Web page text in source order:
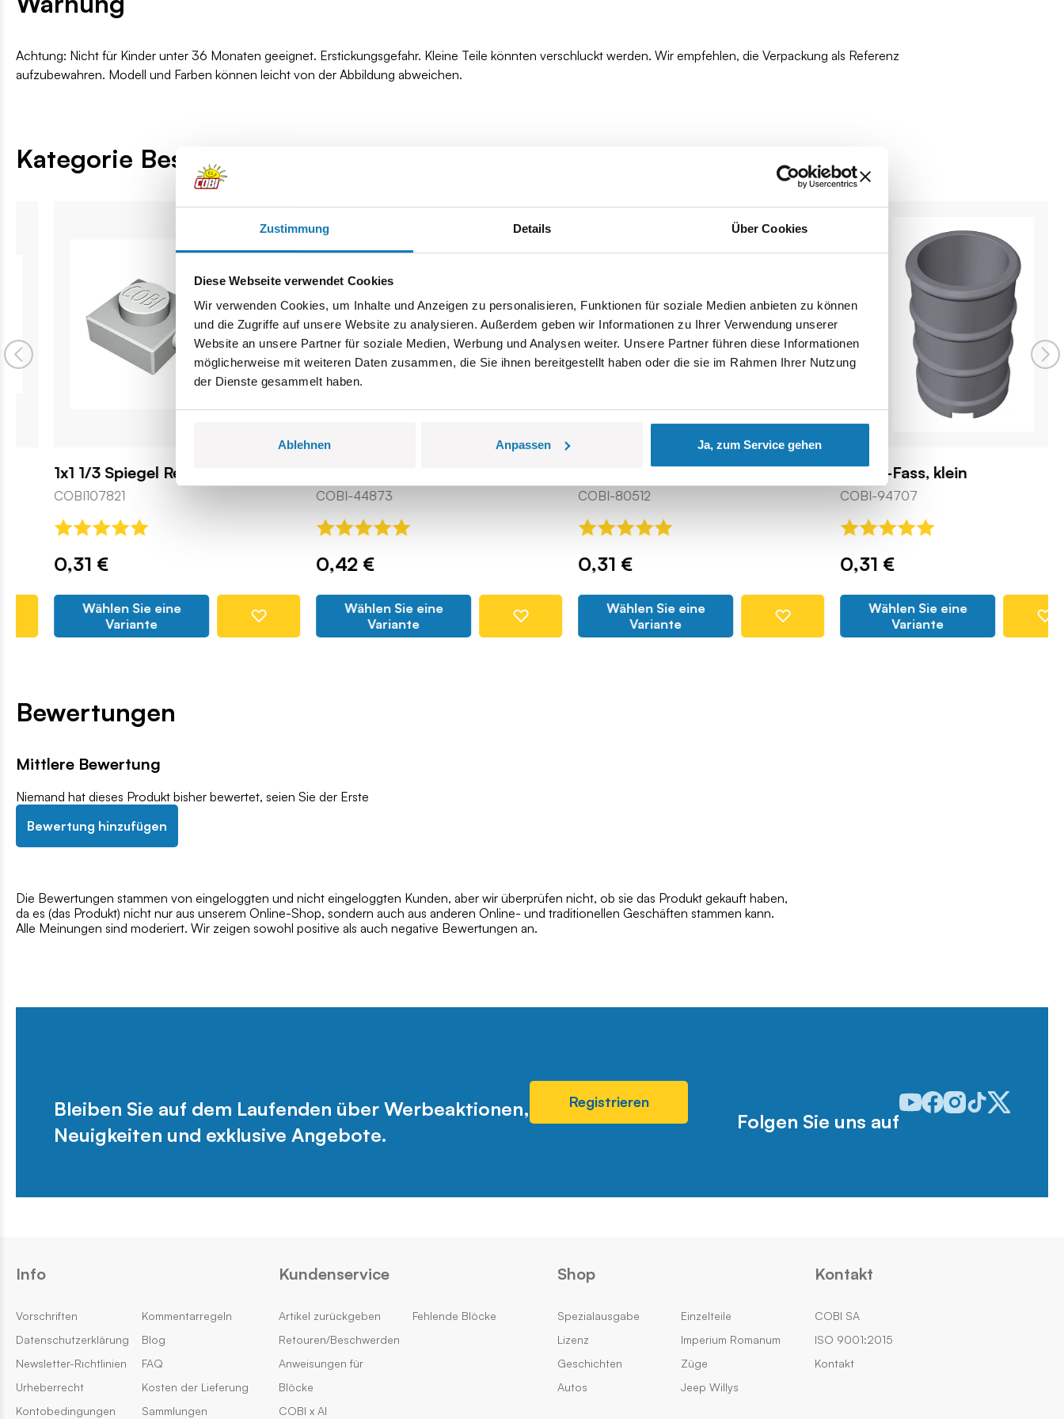
Zustimmung Details Über Cookies
Diese Webseite verwendet Cookies
Wir verwenden Cookies, um Inhalte und Anzeigen zu personalisieren, Funktionen für soziale Medien anbieten zu können
und die Zugriffe auf unsere Website zu analysieren. Außerdem geben wir Informationen zu Ihrer Verwendung unserer
Website an unsere Partner für soziale Medien, Werbung und Analysen weiter. Unsere Partner führen diese Informationen
möglicherweise mit weiteren Daten zusammen, die Sie ihnen bereitgestellt haben oder die sie im Rahmen Ihrer Nutzung
der Dienste gesammelt haben.
Ablehnen Anpassen Ja, zum Service gehen
Achtung: Nicht für Kinder unter 36 Monaten geeignet. Erstickungsgefahr. Kleine Teile könnten verschluckt werden. Wir empfehlen, die Verpackung als Referenz
aufzubewahren. Modell und Farben können leicht von der Abbildung abweichen.
Kategorie Bestseller
1x1 1/3 Spiegel Rechteck
COBI107821
0,31 €
Wählen Sie eine
Variante
COBI-44873
0,42 €
Wählen Sie eine
Variante
COBI-80512
0,31 €
Wählen Sie eine
Variante
Metall-Fass, klein
COBI-94707
0,31 €
Wählen Sie eine
Variante
Bewertungen
Mittlere Bewertung
Niemand hat dieses Produkt bisher bewertet, seien Sie der Erste
Bewertung hinzufügen
Die Bewertungen stammen von eingeloggten und nicht eingeloggten Kunden, aber wir überprüfen nicht, ob sie das Produkt gekauft haben,
da es (das Produkt) nicht nur aus unserem Online-Shop, sondern auch aus anderen Online- und traditionellen Geschäften stammen kann.
Alle Meinungen sind moderiert. Wir zeigen sowohl positive als auch negative Bewertungen an.
Bleiben Sie auf dem Laufenden über Werbeaktionen,
Neuigkeiten und exklusive Angebote.
Registrieren
Folgen Sie uns auf
Odwiedź nasz profil w serwisie
Odwiedź nasz profil w
Odwiedź nasz profil w
Odwiedź nasz
Odwiedź
Info
Vorschriften
Datenschutzerklärung
Newsletter-Richtlinien
Urheberrecht
Kontobedingungen
Kommentarregeln
Blog
FAQ
Kosten der Lieferung
Sammlungen
Kundenservice
Artikel zurückgeben
Retouren/Beschwerden
Anweisungen für
Blöcke
COBI x AI
Fehlende Blöcke
Shop
Spezialausgabe
Lizenz
Geschichten
Autos
Einzelteile
Imperium Romanum
Züge
Jeep Willys
Kontakt
COBI SA
ISO 9001:2015
Kontakt